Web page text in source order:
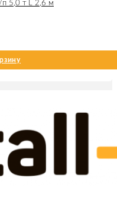
п 5,0 т L 2,6 м